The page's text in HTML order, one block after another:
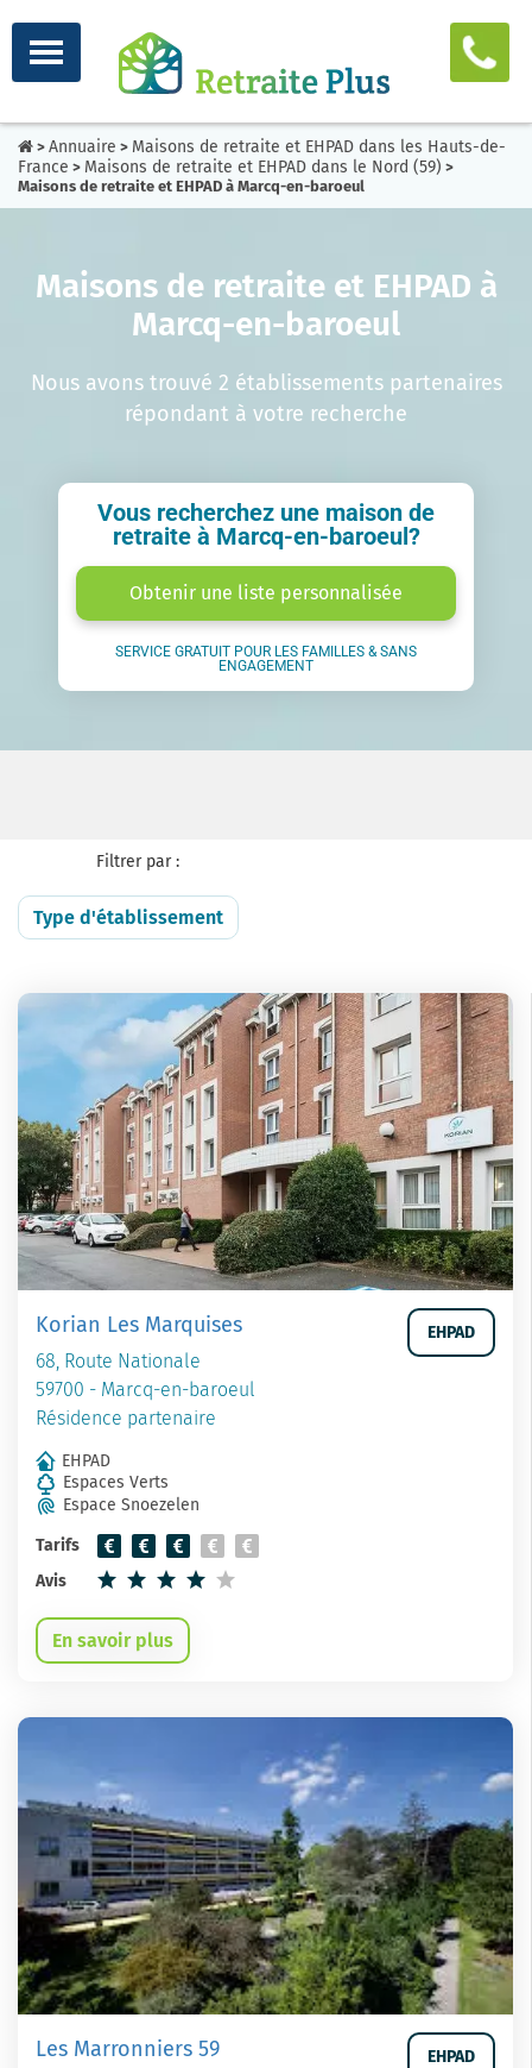
> Annuaire > Maisons de retraite et EHPAD dans les Hauts-de-
France > Maisons de retraite et EHPAD dans le Nord (59) >
Maisons de retraite et EHPAD à Marcq-en-baroeul
Maisons de retraite et EHPAD à
Marcq-en-baroeul
Nous avons trouvé 2 établissements partenaires
répondant à votre recherche
Vous recherchez une maison de
retraite à Marcq-en-baroeul?
Obtenir une liste personnalisée
SERVICE GRATUIT POUR LES FAMILLES & SANS
ENGAGEMENT
Filtrer par :
Type d'établissement
Korian Les Marquises
68, Route Nationale
59700 - Marcq-en-baroeul
Résidence partenaire
EHPAD
EHPAD
Espaces Verts
Espace Snoezelen
Tarifs
Avis
En savoir plus
Les Marronniers 59 EHPAD